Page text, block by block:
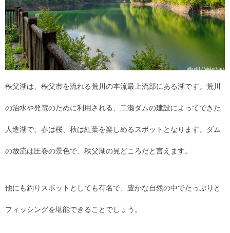
秩父湖は、秩父市を流れる荒川の本流最上流部にある湖です。荒川
の治水や発電のために利用される、二瀬ダムの建設によってできた
人造湖で、春は桜、秋は紅葉を楽しめるスポットとなります。ダム
の放流は圧巻の景色で、秩父湖の見どころだと言えます。
他にも釣りスポットとしても有名で、豊かな自然の中でたっぷりと
フィッシングを堪能できることでしょう。